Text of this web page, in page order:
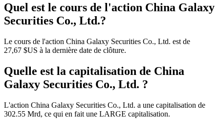
Quel est le cours de l'action China Galaxy
Securities Co., Ltd.?
Le cours de l'action China Galaxy Securities Co., Ltd. est de
27,67 $US à la dernière date de clôture.
Quelle est la capitalisation de China
Galaxy Securities Co., Ltd. ?
L'action China Galaxy Securities Co., Ltd. a une capitalisation de
302.55 Mrd, ce qui en fait une LARGE capitalisation.